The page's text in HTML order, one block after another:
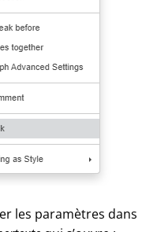
les paramètres dans